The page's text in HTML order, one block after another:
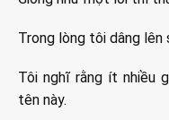
Trong lòng tôi dâng lên
Tôi nghĩ rằng ít nhiều
tên này.